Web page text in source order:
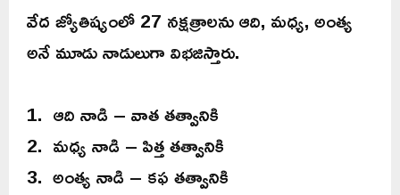
వేద జ్యోతిష్యంలో 27 నక్షత్రాలను ఆది, మధ్య, అంత్య
అనే మూడు నాడులుగా విభజిస్తారు.
1. ఆది నాడి – వాత తత్వానికి
2. మధ్య నాడి – పిత్త తత్వానికి
3. అంత్య నాడి – కఫ తత్వానికి